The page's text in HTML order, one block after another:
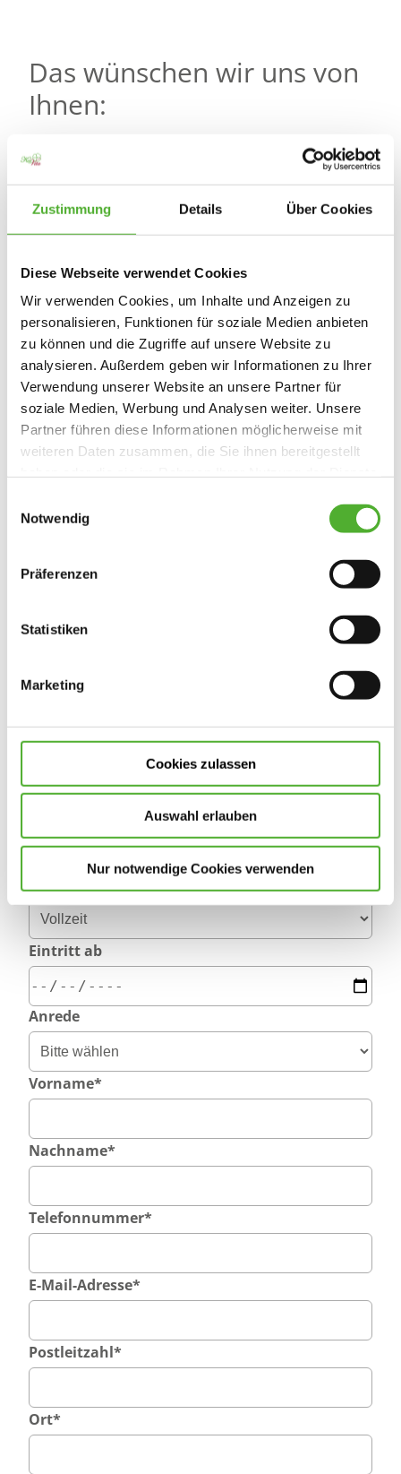
Zustimmung Details Über Cookies
Diese Webseite verwendet Cookies
Wir verwenden Cookies, um Inhalte und Anzeigen zu
personalisieren, Funktionen für soziale Medien anbieten
zu können und die Zugriffe auf unsere Website zu
analysieren. Außerdem geben wir Informationen zu Ihrer
Verwendung unserer Website an unsere Partner für
soziale Medien, Werbung und Analysen weiter. Unsere
Partner führen diese Informationen möglicherweise mit
weiteren Daten zusammen, die Sie ihnen bereitgestellt
Cookies, wenn Sie unsere Webseite weiterhin nutzen.
Notwendig
Präferenzen
Statistiken
Marketing
Cookies zulassen
Auswahl erlauben
Nur notwendige Cookies verwenden
Das wünschen wir uns von
Ihnen:
Erfahrung in der Leitung und Erfüllung der
fachlichen Voraussetzungen (nach HmbWBG
i.V.m. WBPersVO), sowie
betriebswirtschaftliches Denken und Handeln
Denkweisen sowie einen hohen Anspruch an
die eigene Arbeit
eine klare, strukturierte und teamorientierte
Arbeitsweise, Einsatzbereitschaft und
Durchsetzungsvermögen
hohe fachliche Kompetenz, die auf aktuellen
pflegewissenschaftlichen Erkenntnissen
beruht
sehr gute Sozialkompetenzen im Umgang mit
Mitarbeitenden und Aufsichtsgremien
kommunikationsfreudiges, sympathisches
Auftreten
Bewohnerinnen und Bewohnern täglich ein
Lust, mit Ihren Ideen und Ihrem Fachwissen die
Einrichtung mitzugestalten
Bewerbungsformular
Allgemeines *Pflichtfelder
Eintritt ab
Anrede
Vorname*
Nachname*
Telefonnummer*
E-Mail-Adresse*
Postleitzahl*
Ort*